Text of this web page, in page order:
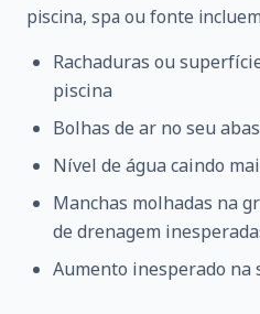
piscina, spa ou fonte
Rachaduras ou
piscina
Bolhas de ar no seu
Nível de água caindo
Manchas molhadas na
de drenagem
Aumento inesperado na